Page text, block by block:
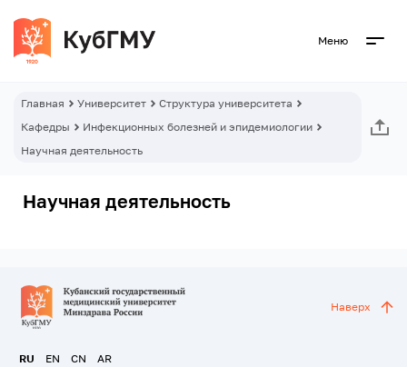
Меню
Главная Университет
Структура университета
Кафедры
Инфекционных болезней и эпидемиологии
Научная деятельность
Научная деятельность
RU EN CN AR
Наверх